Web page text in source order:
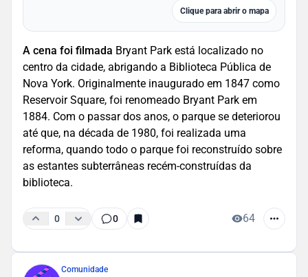
Clique para abrir o mapa
A cena foi filmada Bryant Park está localizado no
centro da cidade, abrigando a Biblioteca Pública de
Nova York. Originalmente inaugurado em 1847 como
Reservoir Square, foi renomeado Bryant Park em
1884. Com o passar dos anos, o parque se deteriorou
até que, na década de 1980, foi realizada uma
reforma, quando todo o parque foi reconstruído sobre
as estantes subterrâneas recém-construídas da
biblioteca.
0 0 64
Comunidade